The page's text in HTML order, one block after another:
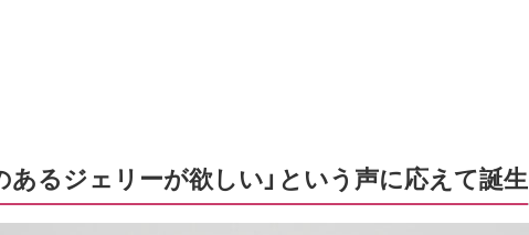
あるジェリーが欲しい」という声に応えて誕生